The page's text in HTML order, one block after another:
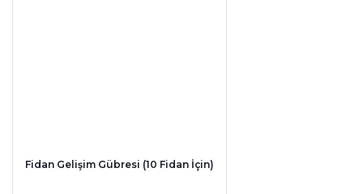
Fidan Gelişim Gübresi (10 Fidan İçin)